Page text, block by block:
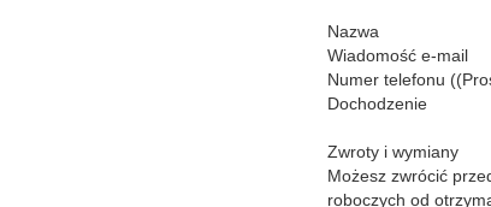
Nazwa
Wiadomość e-mail
Numer telefonu
Dochodzenie
Zwroty i wymiany
Możesz zwrócić
roboczych od